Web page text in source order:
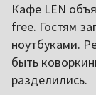
Кафе LЁN
free. Гостям
ноутбуками.
быть
разделились.